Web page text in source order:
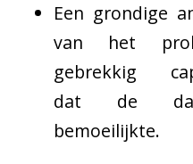
Een grondige
van het
gebrekkig
dat de
bemoeilijkte.